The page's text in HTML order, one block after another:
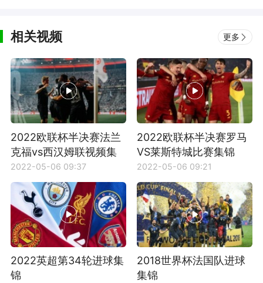
相关视频 更多
2022欧联杯半决赛法兰
克福vs西汉姆联视频集
锦
2022-05-06 09:37
2022欧联杯半决赛罗马
VS莱斯特城比赛集锦
2022-05-06 09:21
2022英超第34轮进球集
锦
2018世界杯法国队进球
集锦